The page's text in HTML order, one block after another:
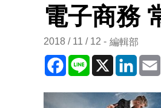
電子商務
2018 / 11 / 12 編輯部
Facebook
Line X